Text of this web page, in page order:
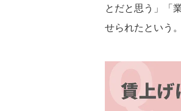
とだと思う」「
せられたという。